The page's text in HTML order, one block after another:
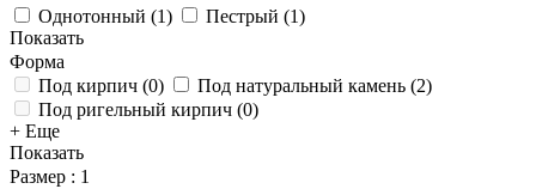
Однотонный (1) Пестрый (1)
Показать
Форма
Под кирпич (0) Под натуральный камень (2)
Под ригельный кирпич (0)
+ Еще
Показать
Размер : 1